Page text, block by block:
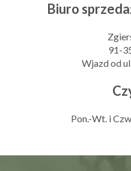
Biuro
91-
Wjazd od
Pon.-Wt. i